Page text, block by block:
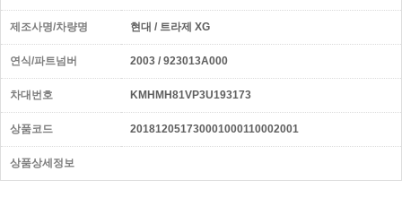
제조사명/차량명 현대 / 트라제 XG
연식/파트넘버 2003 / 923013A000
차대번호 KMHMH81VP3U193173
상품코드 201812051730001000110002001
상품상세정보